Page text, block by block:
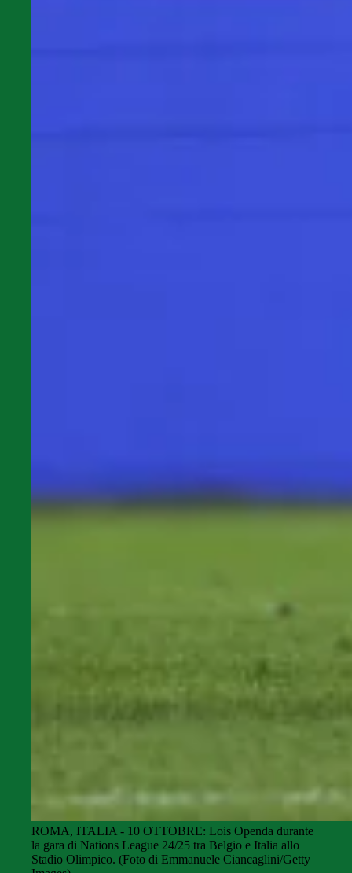
ROMA, ITALIA - 10 OTTOBRE: Lois Openda durante
la gara di Nations League 24/25 tra Belgio e Italia allo
Stadio Olimpico. (Foto di Emmanuele Ciancaglini/Getty